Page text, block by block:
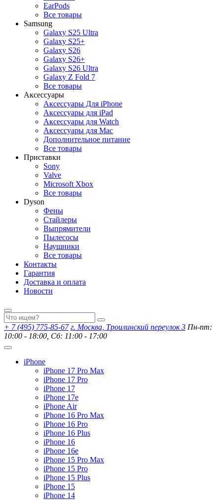
EarPods
Все товары
Samsung
Galaxy S25 Ultra
Galaxy S25+
Galaxy S26
Galaxy S26+
Galaxy S26 Ultra
Galaxy Z Fold 7
Все товары
Аксессуары
Аксессуары Для iPhone
Аксессуары для iPad
Аксессуары для Watch
Аксессуары для Mac
Дополнительное питание
Все товары
Приставки
Sony
Valve
Microsoft Xbox
Все товары
Dyson
Фены
Стайлеры
Выпрямители
Пылесосы
Наушники
Все товары
Контакты
Гарантия
Доставка и оплата
Новости
+ 7 (495) 775-85-67 г. Москва, Троилинский переулок 3 Пн-пт:
10:00 - 18:00, Сб: 11:00 - 17:00
iPhone
iPhone 17 Pro Max
iPhone 17 Pro
iPhone 17
iPhone 17e
iPhone Air
iPhone 16 Pro Max
iPhone 16 Pro
iPhone 16 Plus
iPhone 16
iPhone 16e
iPhone 15 Pro Max
iPhone 15 Pro
iPhone 15 Plus
iPhone 15
iPhone 14